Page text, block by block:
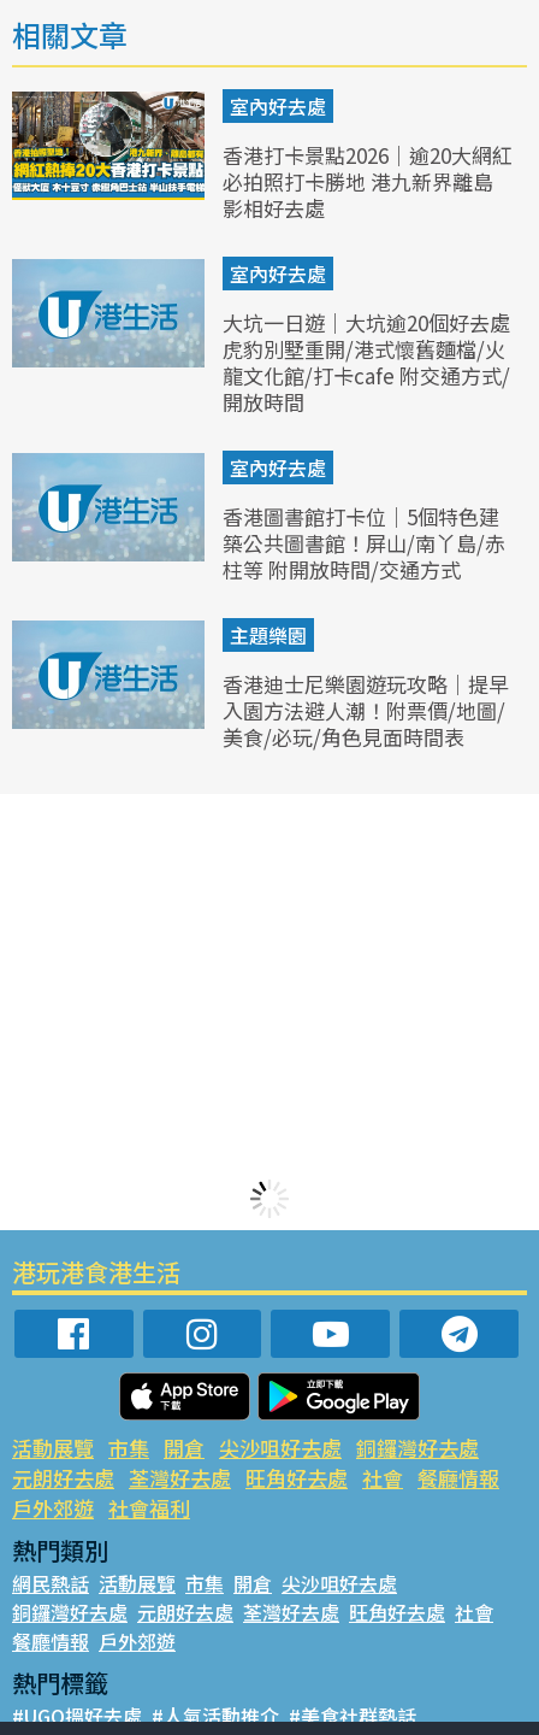
相關文章
室內好去處
香港打卡景點2026｜逾20大網紅
必拍照打卡勝地 港九新界離島
影相好去處
室內好去處
大坑一日遊｜大坑逾20個好去處
虎豹別墅重開/港式懷舊麵檔/火
龍文化館/打卡cafe 附交通方式/
開放時間
室內好去處
香港圖書館打卡位｜5個特色建
築公共圖書館！屏山/南丫島/赤
柱等 附開放時間/交通方式
主題樂園
香港迪士尼樂園遊玩攻略｜提早
入園方法避人潮！附票價/地圖/
美食/必玩/角色見面時間表
港玩港食港生活
活動展覽 市集 開倉 尖沙咀好去處 銅鑼灣好去處
元朗好去處 荃灣好去處 旺角好去處 社會 餐廳情報
戶外郊遊 社會福利
熱門類別
網民熱話 活動展覽 市集 開倉 尖沙咀好去處
銅鑼灣好去處 元朗好去處 荃灣好去處 旺角好去處 社會
餐廳情報 戶外郊遊
熱門標籤
#UGO搵好去處 #人氣活動推介 #美食社群熱話